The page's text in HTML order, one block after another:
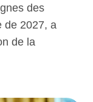
des
de 2027, a
de la